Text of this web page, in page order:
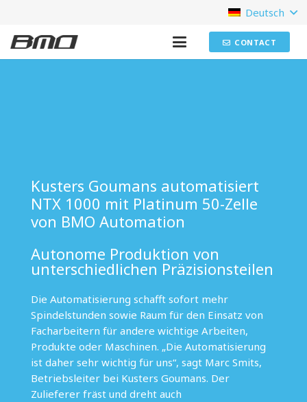
Deutsch
CONTACT
Kusters Goumans automatisiert
NTX 1000 mit Platinum 50-Zelle
von BMO Automation
Autonome Produktion von
unterschiedlichen Präzisionsteilen
Die Automatisierung schafft sofort mehr
Spindelstunden sowie Raum für den Einsatz von
Facharbeitern für andere wichtige Arbeiten,
Produkte oder Maschinen. „Die Automatisierung
ist daher sehr wichtig für uns“, sagt Marc Smits,
Betriebsleiter bei Kusters Goumans. Der
Zulieferer fräst und dreht auch